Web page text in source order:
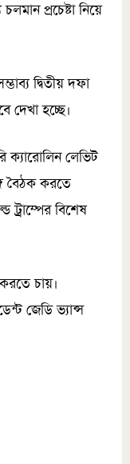
প্রচেষ্টা নিয়ে
দ্বিতীয় দফা
দেখা হচ্ছে।
ক্যারোলিন লেভিট
বৈঠক করতে
ট্রাম্পের বিশেষ
চায়।
জেডি ভ্যান্স